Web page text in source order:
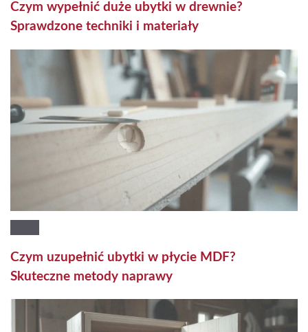
Czym wypełnić duże ubytki w drewnie?
Sprawdzone techniki i materiały
Czym uzupełnić ubytki w płycie MDF?
Skuteczne metody naprawy